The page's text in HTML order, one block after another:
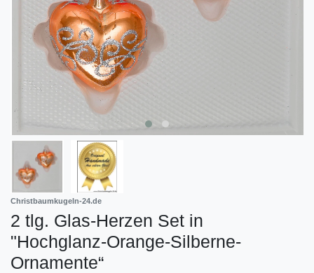
Christbaumkugeln-24.de
2 tlg. Glas-Herzen Set in
"Hochglanz-Orange-Silberne-
Ornamente“